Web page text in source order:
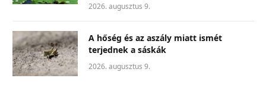
2026. augusztus 9.
A hőség és az aszály miatt ismét
terjednek a sáskák
2026. augusztus 9.